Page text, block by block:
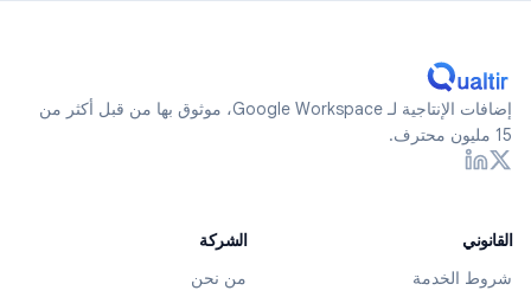
إضافات الإنتاجية لـ Google Workspace، موثوق بها من قبل أكثر من
15 مليون محترف.
القانوني
شروط الخدمة
الشركة
من نحن